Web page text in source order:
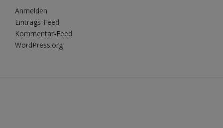
Anmelden
Eintrags-Feed
Kommentar-Feed
WordPress.org